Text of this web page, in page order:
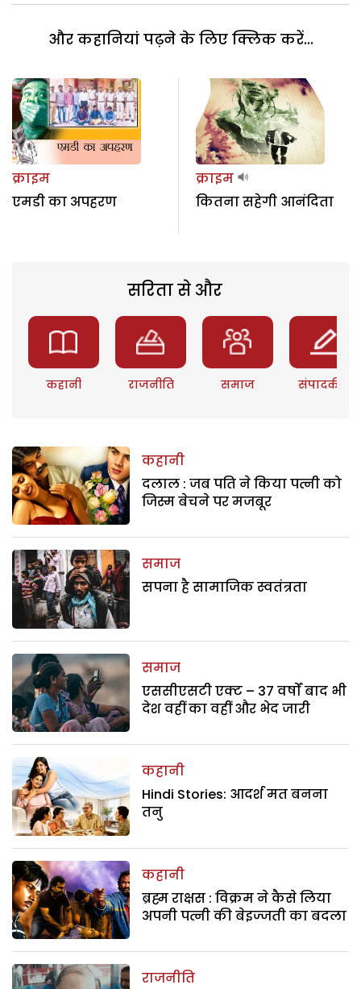
और कहानियां पढ़ने के लिए क्लिक करें...
क्राइम
एमडी का अपहरण
क्राइम
कितना सहेगी आनंदिता
सरिता से और
कहानी राजनीति समाज संपादकीय
कहानी
दलाल : जब पति ने किया पत्नी को
जिस्म बेचने पर मजबूर
समाज
सपना है सामाजिक स्वतंत्रता
समाज
एससीएसटी एक्ट – 37 वर्षों बाद भी
देश वहीं का वहीं और भेद जारी
कहानी
Hindi Stories: आदर्श मत बनना
तनु
कहानी
ब्रह्म राक्षस : विक्रम ने कैसे लिया
अपनी पत्नी की बेइज्जती का बदला
राजनीति